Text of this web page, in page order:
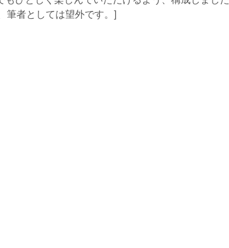
筆者としては望外です。]